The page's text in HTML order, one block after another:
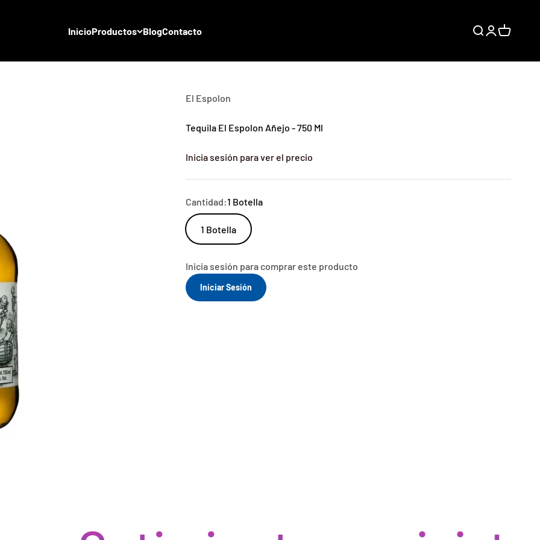
InicioProductos BlogContacto BuscarIniciar sesión
Carrito
El Espolon
Tequila El Espolon Añejo - 750 Ml
Inicia sesión para ver el precio
Cantidad:1 Botella
1 Botella
Inicia sesión para comprar este producto
Iniciar Sesión